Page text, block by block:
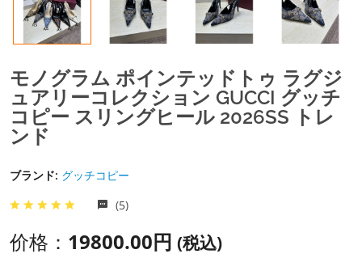
モノグラム ポインテッドトゥ ラグジ
ュアリーコレクション GUCCI グッチ
コピー スリングヒール 2026SS トレ
ンド
ブランド: グッチコピー
(5)
价格： 19800.00円 (税込)